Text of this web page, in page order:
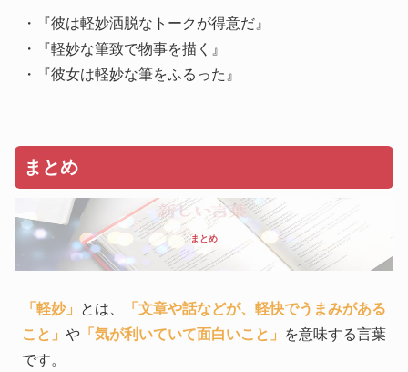
・『彼は軽妙洒脱なトークが得意だ』
・『軽妙な筆致で物事を描く』
・『彼女は軽妙な筆をふるった』
まとめ
まとめ
「軽妙」 とは、
「文章や話などが、軽快でうまみがある
こと」 や 「気が利いていて面白いこと」
を意味する言葉
です。